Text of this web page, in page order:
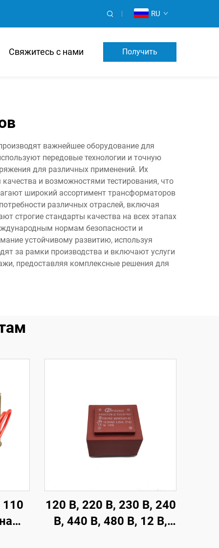
RU
Свяжитесь с нами Получить
важнейшее оборудование для
передовые технологии и точную
для различных применений. Их
и возможностями тестирования, что
широкий ассортимент трансформаторов
различных отраслей, включая
строгие стандарты качества на всех этапах
нормам безопасности и
устойчивому развитию, используя
за рамки производства и включают услуги
предоставляя комплексные решения для
120 В, 220 В, 230 В, 240
В, 440 В, 480 В, 12 В,